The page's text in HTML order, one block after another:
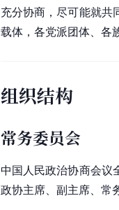
充分协商，尽可能就共
载体，各党派团体、各
组织结构
常务委员会
中国人民政治协商会议
政协主席、副主席、常